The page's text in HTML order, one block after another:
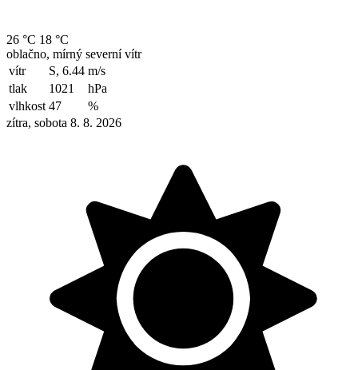
26 °C 18 °C
oblačno, mírný severní vítr
vítr
S, 6.44 m/s
tlak
1021
hPa
vlhkost 47
%
zítra, sobota 8. 8. 2026